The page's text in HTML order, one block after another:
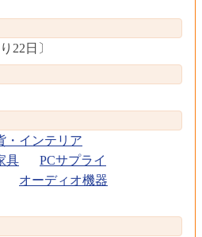
22日 〕
・インテリア
具
PCサプライ
オーディオ機器